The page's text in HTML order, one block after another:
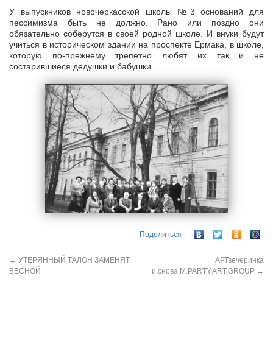
У выпускников новочеркасской школы №3 оснований для
пессимизма быть не должно. Рано или поздно они
обязательно соберутся в своей родной школе. И внуки будут
учиться в историческом здании на проспекте Ермака, в школе,
которую по-прежнему трепетно любят их так и не
состарившиеся дедушки и бабушки.
Поделиться
← УТЕРЯННЫЙ ТАЛОН ЗАМЕНЯТ
ВЕСНОЙ
АРТвечеринка
и снова М.PARTY.ART.GROUP →